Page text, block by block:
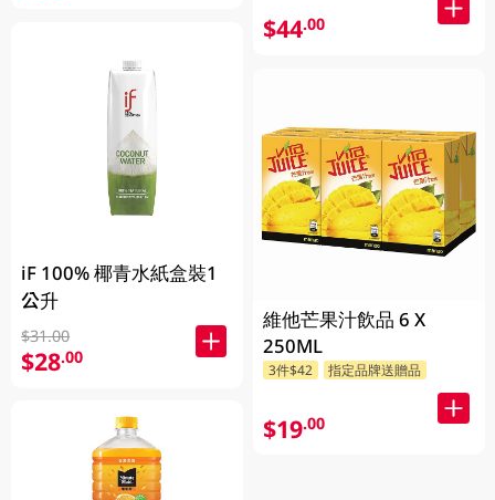
iF 100% 椰青水紙盒裝1
公升
$31.00
$28.00
$44.00
維他芒果汁飲品 6 X
250ML
3件$42 指定品牌送贈品
$19.00